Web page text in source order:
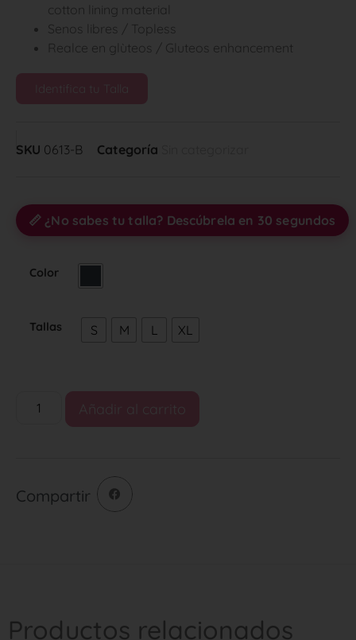
cotton lining material
Senos libres / Topless
Realce en glùteos / Gluteos enhancement
Identifica tu Talla
SKU 0613-B Categoría
📏 ¿No sabes tu talla? Descúbrela en 30 segundos
Color
Tallas S M L XL
Añadir al carrito
Compartir
Productos relacionados